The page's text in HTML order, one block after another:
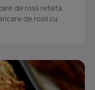
de rosii reteta
de rosii cu